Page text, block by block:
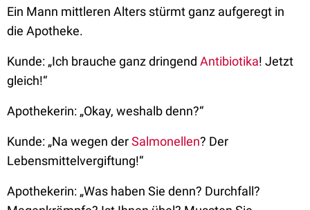
Ein Mann mittleren Alters stürmt ganz aufgeregt in
die Apotheke.
Kunde: „Ich brauche ganz dringend Antibiotika! Jetzt
gleich!“
Apothekerin: „Okay, weshalb denn?“
Kunde: „Na wegen derSalmonellen? Der
Lebensmittelvergiftung!“
Apothekerin: „Was haben Sie denn? Durchfall?